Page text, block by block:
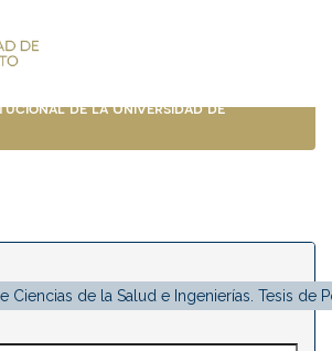
de la Universidad de